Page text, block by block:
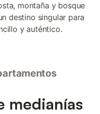
montaña y bosque
destino singular para
y auténtico.
medianías